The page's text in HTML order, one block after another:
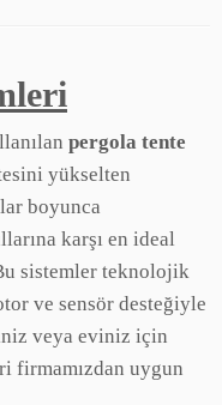
pergola tente
yükselten
boyunca
karşı en ideal
sistemler teknolojik
ve sensör desteğiyle
veya eviniz için
firmamızdan uygun